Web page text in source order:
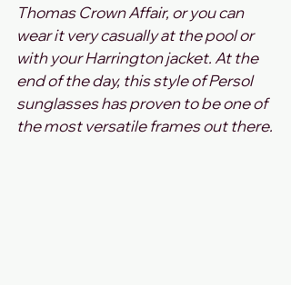
Thomas Crown Affair, or you can
wear it very casually at the pool or
with your Harrington jacket. At the
end of the day, this style of Persol
sunglasses has proven to be one of
the most versatile frames out there.